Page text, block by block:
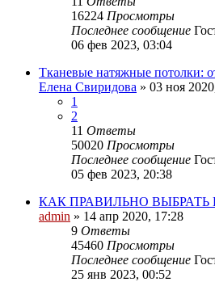
16224 Просмотры
Последнее сообщение
06 фев 2023, 03:04
Тканевые натяжные потолки:
Елена Свиридова » 03 ноя
1
2
11 Ответы
50020 Просмотры
Последнее сообщение
05 фев 2023, 20:38
КАК ПРАВИЛЬНО
admin » 14 апр 2020, 17:28
9 Ответы
45460 Просмотры
Последнее сообщение
25 янв 2023, 00:52